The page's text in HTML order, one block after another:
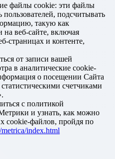
файлы cookie: эти файлы
пользователей, подсчитывать
такую как
веб-сайте, включая
страницах и контенте,
от записи вашей
в аналитические cookie-
о посещении Сайта
счетчиками
с политикой
и узнать, как можно
cookie-файлов, пройдя по
index.html